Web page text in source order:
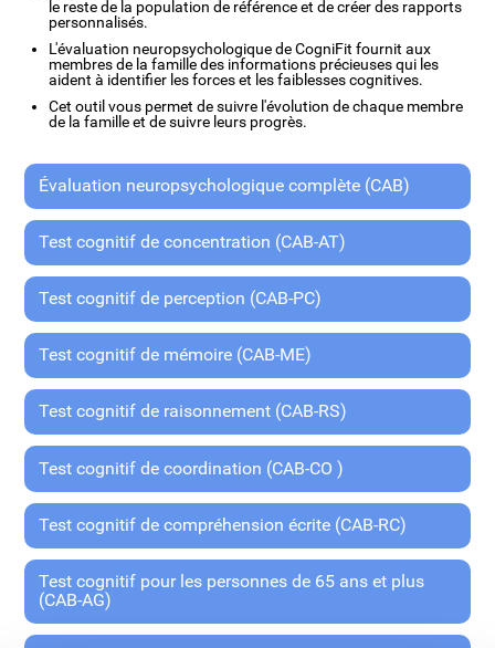
le reste de la population de référence et de créer des rapports
personnalisés.
L'évaluation neuropsychologique de CogniFit fournit aux
membres de la famille des informations précieuses qui les
aident à identifier les forces et les faiblesses cognitives.
Cet outil vous permet de suivre l'évolution de chaque membre
de la famille et de suivre leurs progrès.
Évaluation neuropsychologique complète (CAB)
Test cognitif de concentration (CAB-AT)
Test cognitif de perception (CAB-PC)
Test cognitif de mémoire (CAB-ME)
Test cognitif de raisonnement (CAB-RS)
Test cognitif de coordination (CAB-CO )
Test cognitif de compréhension écrite (CAB-RC)
Test cognitif pour les personnes de 65 ans et plus
(CAB-AG)